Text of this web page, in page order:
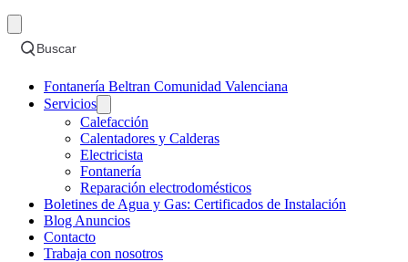
Buscar
Fontanería Beltran Comunidad Valenciana
Servicios
Calefacción
Calentadores y Calderas
Electricista
Fontanería
Reparación electrodomésticos
Boletines de Agua y Gas: Certificados de Instalación
Blog Anuncios
Contacto
Trabaja con nosotros